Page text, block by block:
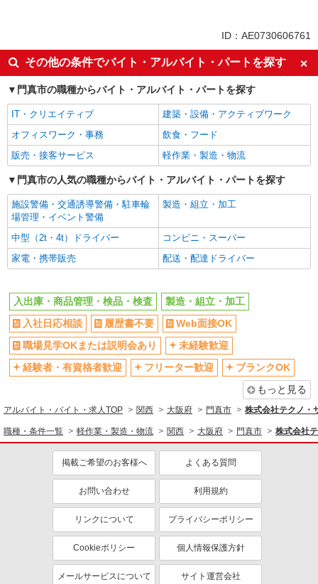
交通費支給
社会保険あり
ID：AE0730606761
その他の条件でバイト・アルバイト・パートを探す
門真市の職種からバイト・アルバイト・パートを探す
IT・クリエイティブ
建築・設備・アクティブワーク
オフィスワーク・事務
飲食・フード
販売・接客サービス
軽作業・製造・物流
門真市の人気の職種からバイト・アルバイト・パートを探す
施設警備・交通誘導警備・駐車輪
場管理・イベント警備
製造・組立・加工
中型（2t・4t）ドライバー
コンビニ・スーパー
家電・携帯販売
配送・配達ドライバー
入出庫・商品管理・検品・検査
製造・組立・加工
入社日応相談
履歴書不要
Web面接OK
職場見学OKまたは説明会あり
未経験歓迎
経験者・有資格者歓迎
フリーター歓迎
ブランクOK
もっと見る
アルバイト・バイト・求人TOP 関西 大阪府 門真市 株式会社テクノ・
職種・条件一覧 軽作業・製造・物流 関西 大阪府 門真市 株式会社
掲載ご希望のお客様へ よくある質問
お問い合わせ 利用規約
リンクについて プライバシーポリシー
Cookieポリシー 個人情報保護方針
メールサービスについて サイト運営会社